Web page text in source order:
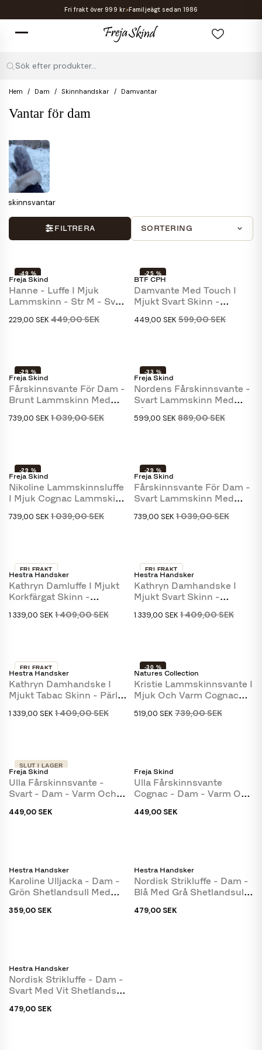
Fri frakt över 999 kr. Familjeägt sedan 1986
Sök efter produkter...
Hem Dam Skinnhandskar Damvantar
Vantar för dam
FILTRERA SORTERING
Freja Skind
Hanne - Luffe I Mjuk
Lammskinn - Str M - Svart
229,00 SEK 449,00 SEK
-49 %
BTF CPH
Damvante Med Touch I
Mjukt Svart Skinn -
449,00 SEK 599,00 SEK
-25 %
Freja Skind
Fårskinnsvante För Dam -
Brunt Lammskinn Med
739,00 SEK 1 039,00 SEK
-29 %
Freja Skind
Nordens Fårskinnsvante -
Svart Lammskinn Med
Fårskinnsfoder -...
599,00 SEK 889,00 SEK
-33 %
Freja Skind
Nikoline Lammskinnsluffe
I Mjuk Cognac Lammskinn
739,00 SEK 1 039,00 SEK
-29 %
Freja Skind
Fårskinnsvante För Dam -
Svart Lammskinn Med
739,00 SEK 1 039,00 SEK
-29 %
Hestra Handsker
Kathryn Damluffe I Mjukt
Korkfärgat Skinn -
1 339,00 SEK 1 409,00 SEK
-5 %
FRI FRAKT
Hestra Handsker
Kathryn Damhandske I
Mjukt Svart Skinn -
1 339,00 SEK 1 409,00 SEK
-5 %
FRI FRAKT
Hestra Handsker
Kathryn Damhandske I
Mjukt Tabac Skinn - Pärl
1 339,00 SEK 1 409,00 SEK
-5 %
FRI FRAKT
Natures Collection
Kristie Lammskinnsvante I
Mjuk Och Varm Cognac
519,00 SEK 739,00 SEK
-30 %
Freja Skind
Ulla Fårskinnsvante -
Svart - Dam - Varm Och
449,00 SEK
SLUT I LAGER
Freja Skind
Ulla Fårskinnsvante
Cognac - Dam - Varm Och
449,00 SEK
Hestra Handsker
Karoline Ulljacka - Dam -
Grön Shetlandsull Med
359,00 SEK
Hestra Handsker
Nordisk Strikluffe - Dam -
Blå Med Grå Shetlandsull -
479,00 SEK
Hestra Handsker
Nordisk Strikluffe - Dam -
Svart Med Vit Shetlandsull
479,00 SEK